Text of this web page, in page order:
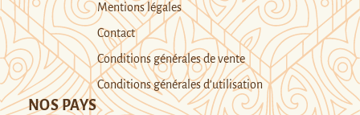
Mentions légales
Contact
Conditions générales de vente
Conditions générales d’utilisation
NOS PAYS